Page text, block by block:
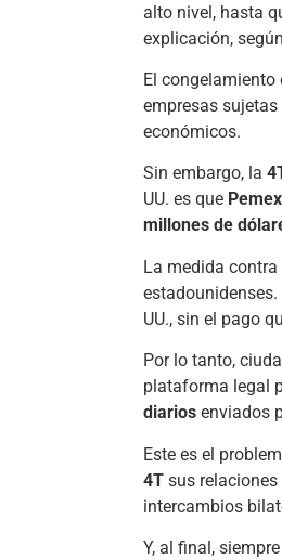
alto nivel, hasta
explicación,
El congelamiento
empresas sujetas
económicos.
Sin embargo, la
UU. es que Pemex
millones de
La medida contra
UU., sin el pago
Por lo tanto,
plataforma legal
diarios enviados
Este es el
4T sus
intercambios
Y, al final,